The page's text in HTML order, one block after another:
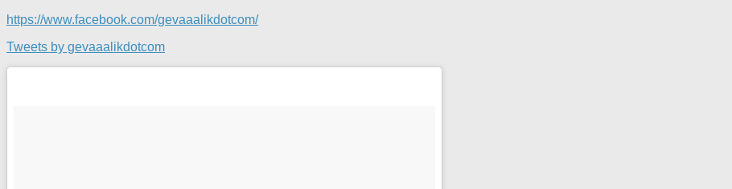
https://www.facebook.com/gevaaalikdotcom/
Tweets by gevaaalikdotcom